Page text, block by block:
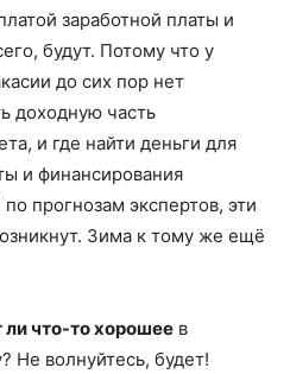
заработной платы и
будут. Потому что у
до сих пор нет
доходную часть
и где найти деньги для
и финансирования
прогнозам экспертов, эти
Зима к тому же ещё
ли что-то хорошее в
Не волнуйтесь, будет!